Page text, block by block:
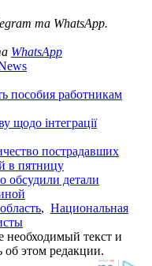
та WhatsApp.
WhatsApp
пособия работникам
щодо інтеграції
пострадавших
в пятницу
обсудили детали
, Национальная
необходимый текст и
этом редакции.